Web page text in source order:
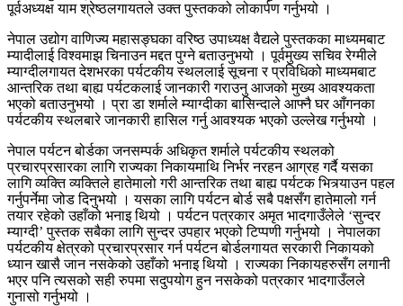
पूर्वअध्यक्ष याम श्रेष्ठलगायतले उक्त पुस्तकको लोकार्पण गर्नुभयो ।
नेपाल उद्योग वाणिज्य महासङ्घका वरिष्ठ उपाध्यक्ष वैद्यले पुस्तकका माध्यमबाट
म्यादीलाई विश्वमाझ चिनाउन मद्दत पुग्ने बताउनुभयो । पूर्वमुख्य सचिव रेग्मीले
म्याग्दीलगायत देशभरका पर्यटकीय स्थललाई सूचना र प्रविधिको माध्यमबाट
आन्तरिक तथा बाह्य पर्यटकलाई जानकारी गराउनु आजको मुख्य आवश्यकता
भएको बताउनुभयो । प्रा डा शर्माले म्याग्दीका बासिन्दाले आफ्नै घर आँगनका
पर्यटकीय स्थलबारे जानकारी हासिल गर्नु आवश्यक भएको उल्लेख गर्नुभयो ।
नेपाल पर्यटन बोर्डका जनसम्पर्क अधिकृत शर्माले पर्यटकीय स्थलको
प्रचारप्रसारका लागि राज्यका निकायमाथि निर्भर नरहन आग्रह गर्दै यसका
लागि व्यक्ति व्यक्तिले हातेमालो गरी आन्तरिक तथा बाह्य पर्यटक भित्र्याउन पहल
गर्नुपर्नेमा जोड दिनुभयो । यसका लागि पर्यटन बोर्ड सबै पक्षसँग हातेमालो गर्न
तयार रहेको उहाँको भनाइ थियो । पर्यटन पत्रकार अमृत भादगाउँलेले ‘सुन्दर
म्याग्दी’ पुस्तक सबैका लागि सुन्दर उपहार भएको टिप्पणी गर्नुभयो । नेपालका
पर्यटकीय क्षेत्रको प्रचारप्रसार गर्न पर्यटन बोर्डलगायत सरकारी निकायको
ध्यान खासै जान नसकेको उहाँको भनाइ थियो । राज्यका निकायहरुसँग लगानी
भएर पनि त्यसको सही रुपमा सदुपयोग हुन नसकेको पत्रकार भादगाउँलले
गुनासो गर्नुभयो ।